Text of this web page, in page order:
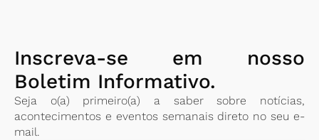
Inscreva-se em nosso
Boletim Informativo.
Seja o(a) primeiro(a) a saber sobre notícias,
acontecimentos e eventos semanais direto no seu e-
mail.